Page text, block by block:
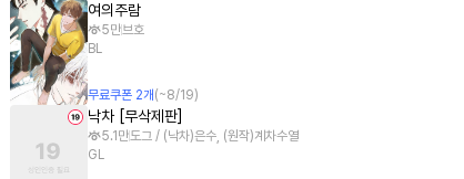
여의주람
5만브호
BL
무료쿠폰 2개 (~8/19)
낙차 [무삭제판]
5.1만도그 / (낙차)은수, (원작)계차수열
GL